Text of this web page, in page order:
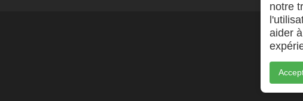
notre
aider